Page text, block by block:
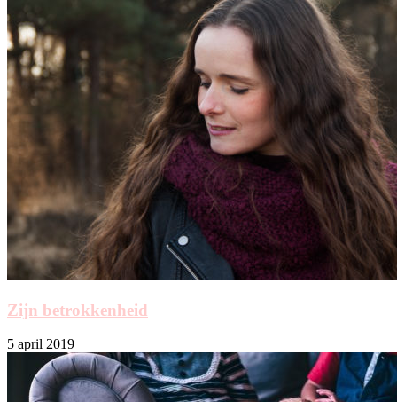
Zijn betrokkenheid
5 april 2019